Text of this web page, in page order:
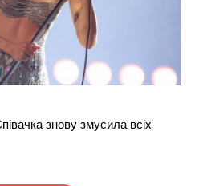
знову змусила всіх